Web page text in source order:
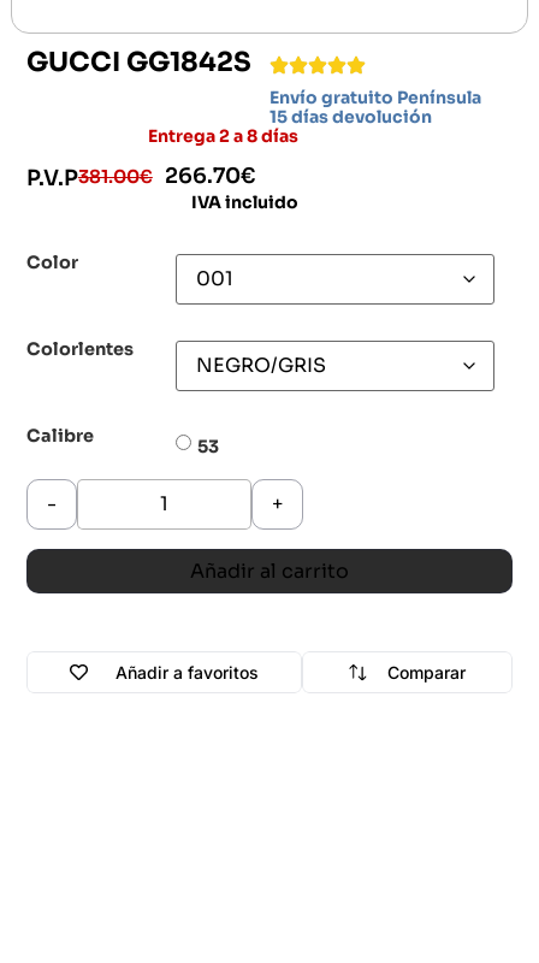
GUCCI GG1842S
Envío gratuito Península
15 días devolución
Entrega 2 a 8 días
P.V.P381.00€ 266.70€
IVA incluido
Color
Colorlentes
Calibre 53
- +
Añadir al carrito
Añadir a favoritos Comparar